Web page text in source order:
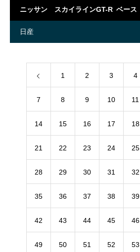
ニッサン スカイラインGT-R ベース
日産
1 2 3 4
7 8 9 10 11
14 15 16 17 18
21 22 23 24 25
28 29 30 31 32
35 36 37 38 39
42 43 44 45 46
49 50 51 52 53